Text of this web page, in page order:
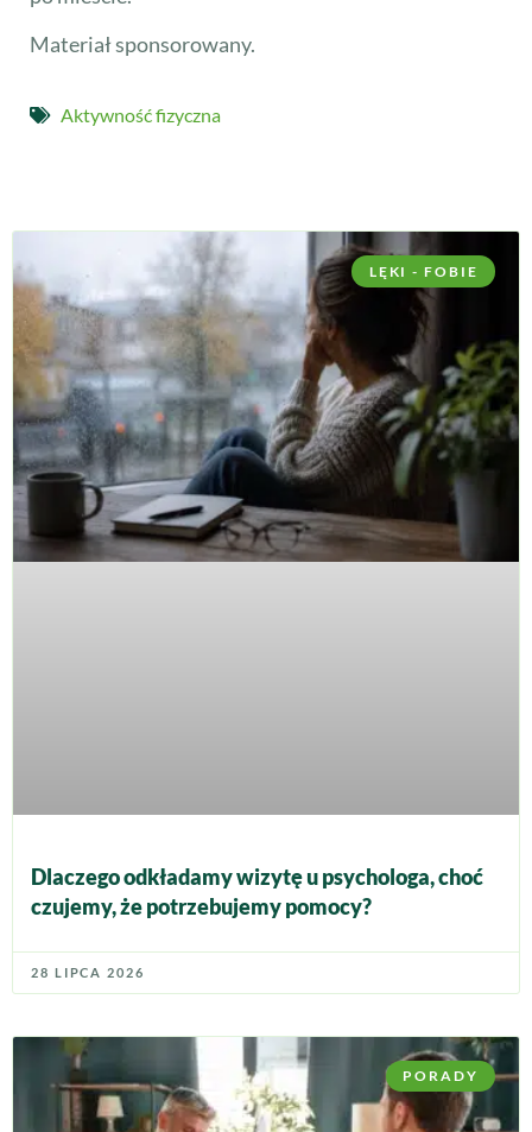
Materiał sponsorowany.
Aktywność fizyczna
LĘKI - FOBIE
Dlaczego odkładamy wizytę u psychologa, choć
czujemy, że potrzebujemy pomocy?
28 LIPCA 2026
PORADY